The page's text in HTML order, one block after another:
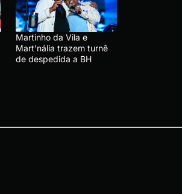
Martinho da Vila e
Mart’nália trazem turnê
de despedida a BH